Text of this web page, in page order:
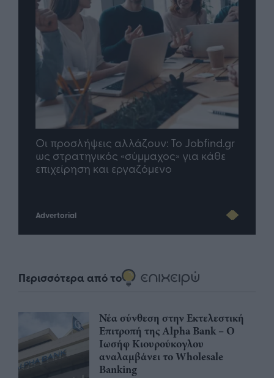
To Jobfind.gr
για κάθε
TP Greece: Πώς
μέλλον του Insurance στην
Advertorial
Περισσότερα από το
Νέα σύνθεση στην Εκτελεστική
Επιτροπή της Alpha Bank – Ο
Ιωσήφ Κιουρούκογλου
αναλαμβάνει το Wholesale
Banking